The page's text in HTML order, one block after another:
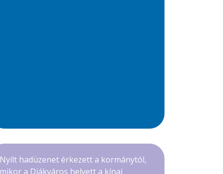
Nyílt hadüzenet érkezett a kormánytól,
mikor a Diákváros helyett a kínai